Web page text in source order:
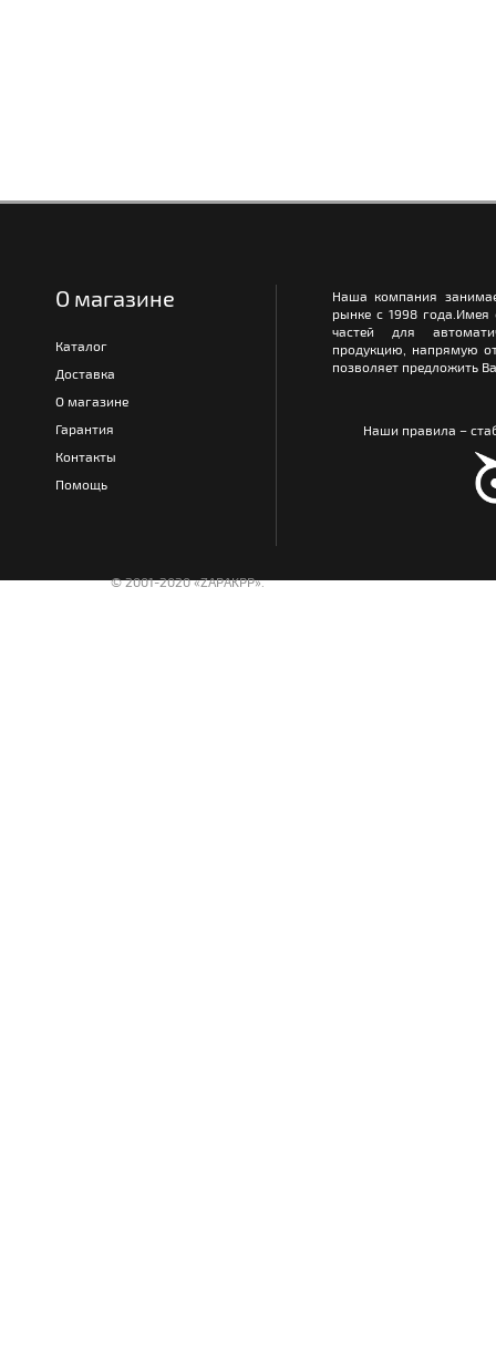
О магазине
Каталог
Доставка
О магазине
Гарантия
Контакты
Помощь
Наша компания
рынке с 1998
частей для
продукцию, напрямую
позволяет предложить
Наши правила –
© 2001-2020 «ZAPAKPP».